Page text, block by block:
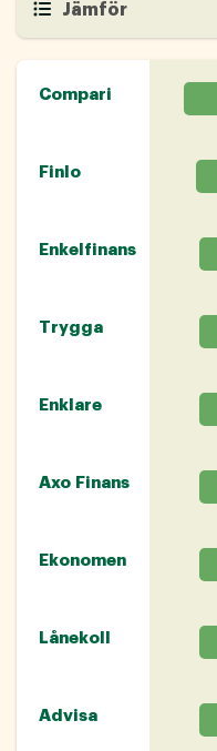
Jämför
Compari
Finlo
Enkelfinans
Trygga
Enklare
Axo Finans
Ekonomen
Lånekoll
Advisa